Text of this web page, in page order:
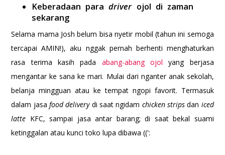
Keberadaan paradriverojol di zaman
sekarang
Selama mama Josh belum bisa nyetir mobil (tahun ini semoga
tercapai AMIN!), aku nggak pernah berhenti menghaturkan
rasa terima kasih pada abang-abang ojol yang berjasa
mengantar ke sana ke mari. Mulai dari nganter anak sekolah,
belanja mingguan atau ke tempat ngopi favorit. Termasuk
dalam jasafood delivery di saat ngidam chicken stripsdan iced
latte KFC, sampai jasa antar barang; di saat bekal suami
ketinggalan atau kunci toko lupa dibawa ((':